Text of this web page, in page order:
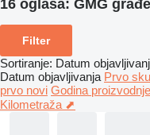
16 oglasa: GMG
Filter
Sortiranje: Datum
Datum objavljivanja Prvo
prvo novi Godina
Kilometraža ⬈